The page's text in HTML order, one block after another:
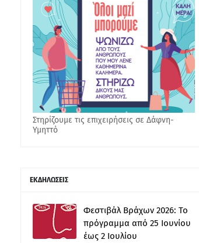
Στηρίζουμε τις επιχειρήσεις σε Δάφνη-
Υμηττό
ΕΚΔΗΛΩΣΕΙΣ
Φεστιβάλ Βράχων 2026: Το
πρόγραμμα από 25 Ιουνίου
έως 2 Ιουλίου